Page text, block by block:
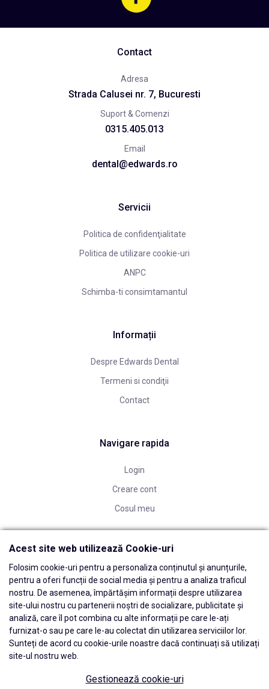
Contact
Adresa
Strada Calusei nr. 7, Bucuresti
Suport & Comenzi
0315.405.013
Email
dental@edwards.ro
Servicii
Politica de confidenţialitate
Politica de utilizare cookie-uri
ANPC
Schimba-ti consimtamantul
Informații
Despre Edwards Dental
Termeni si condiţii
Contact
Navigare rapida
Login
Creare cont
Cosul meu
Acest site web utilizează Cookie-uri
Folosim cookie-uri pentru a personaliza conținutul și anunțurile,
pentru a oferi funcții de social media și pentru a analiza traficul
nostru. De asemenea, împărtășim informații despre utilizarea
site-ului nostru cu partenerii noștri de socializare, publicitate și
analiză, care îl pot combina cu alte informații pe care le-ați
furnizat-o sau pe care le-au colectat din utilizarea serviciilor lor.
Sunteți de acord cu cookie-urile noastre dacă continuați să utilizați
site-ul nostru web.
Gestionează cookie-uri
© 2026 Edwards Dental Powered byblugento